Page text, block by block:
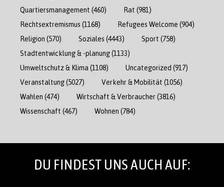
Quartiersmanagement (460) Rat (981)
Rechtsextremismus (1168) Refugees Welcome (904)
Religion (570) Soziales (4443) Sport (758)
Stadtentwicklung & -planung(1133)
Umweltschutz & Klima (1108) Uncategorized (917)
Veranstaltung(5027) Verkehr & Mobilität (1056)
Wahlen (474) Wirtschaft & Verbraucher(3816)
Wissenschaft (467) Wohnen (784)
DU FINDEST UNS AUCH AUF: